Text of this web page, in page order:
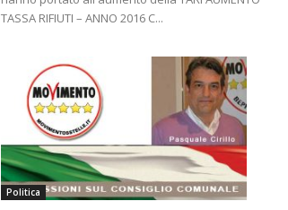
TASSA RIFIUTI – ANNO 2016 C...
Politica